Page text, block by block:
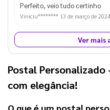
Perfeito, veio tudo certinho
Viniciu******** 13 de março de 2024
Ver mais
Postal Personalizado
com elegância!